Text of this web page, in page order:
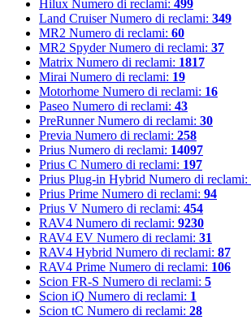
Hilux Numero di reclami: 499
Land Cruiser Numero di reclami: 349
MR2 Numero di reclami: 60
MR2 Spyder Numero di reclami: 37
Matrix Numero di reclami: 1817
Mirai Numero di reclami: 19
Motorhome Numero di reclami: 16
Paseo Numero di reclami: 43
PreRunner Numero di reclami: 30
Previa Numero di reclami: 258
Prius Numero di reclami: 14097
Prius C Numero di reclami: 197
Prius Plug-in Hybrid Numero di reclami:
Prius Prime Numero di reclami: 94
Prius V Numero di reclami: 454
RAV4 Numero di reclami: 9230
RAV4 EV Numero di reclami: 31
RAV4 Hybrid Numero di reclami: 87
RAV4 Prime Numero di reclami: 106
Scion FR-S Numero di reclami: 5
Scion iQ Numero di reclami: 1
Scion tC Numero di reclami: 28